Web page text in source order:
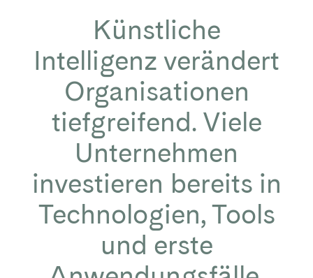
Künstliche
Intelligenz verändert
Organisationen
tiefgreifend. Viele
Unternehmen
investieren bereits in
Technologien, Tools
und erste